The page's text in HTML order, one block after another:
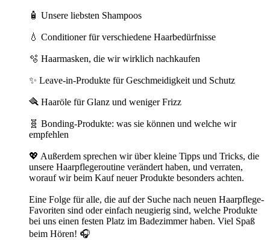
🧴 Unsere liebsten Shampoos
💧 Conditioner für verschiedene Haarbedürfnisse
🫧 Haarmasken, die wir wirklich nachkaufen
✨ Leave-in-Produkte für Geschmeidigkeit und Schutz
🪮 Haaröle für Glanz und weniger Frizz
🧬 Bonding-Produkte: was sie können und welche wir
empfehlen
💖 Außerdem sprechen wir über kleine Tipps und Tricks, die
unsere Haarpflegeroutine verändert haben, und verraten,
worauf wir beim Kauf neuer Produkte besonders achten.
Eine Folge für alle, die auf der Suche nach neuen Haarpflege-
Favoriten sind oder einfach neugierig sind, welche Produkte
bei uns einen festen Platz im Badezimmer haben. Viel Spaß
beim Hören! 🎧